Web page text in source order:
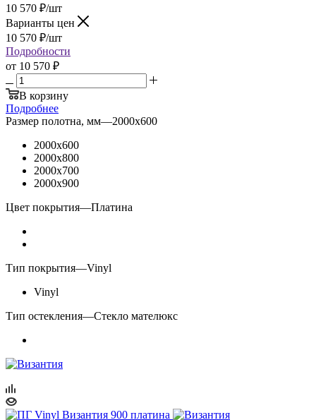
10 570 ₽/шт
Варианты цен
10 570 ₽/шт
Подробности
от 10 570 ₽
В корзину
Подробнее
Размер полотна, мм—2000x600
2000x600
2000x800
2000x700
2000x900
Цвет покрытия—Платина
Тип покрытия—Vinyl
Vinyl
Тип остекления—Стекло мателюкс